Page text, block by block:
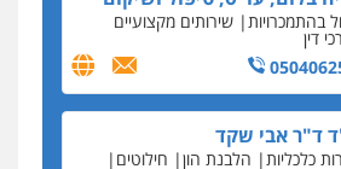
בהתמכרויות שירותים מקצועיים
דין
ד"ר אבי שקד
כלכליות הלבנת הון חילוטים
כי לחשוד, אחמד אלרג'וב
בחשד להעברת סם לנאשם בכלא